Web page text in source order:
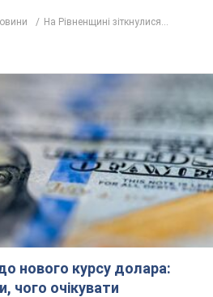
На Рівненщині зіткнулися...
нового курсу долара:
чого очікувати